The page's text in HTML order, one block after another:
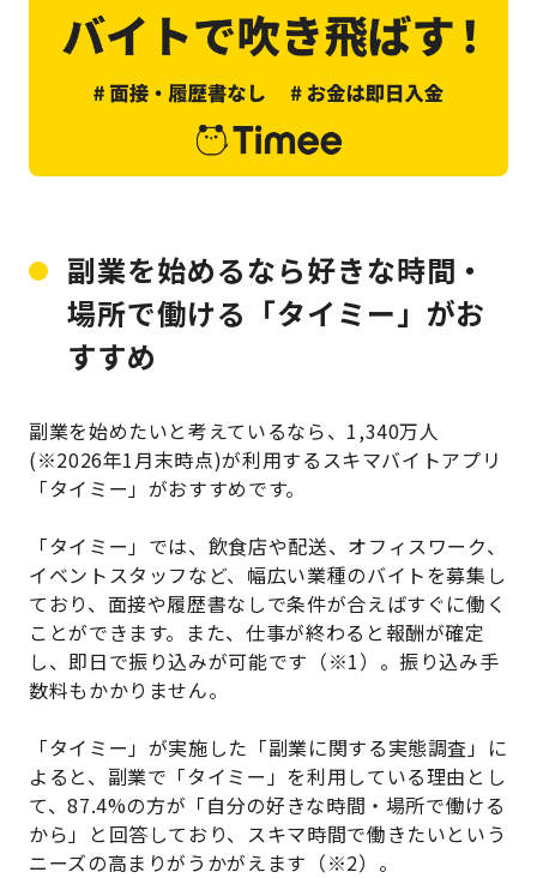
副業を始めるなら好きな時間・
場所で働ける「タイミー」がお
すすめ
副業を始めたいと考えているなら、1,340万人
(※2026年1月末時点)が利用するスキマバイトアプリ
「タイミー」がおすすめです。
「タイミー」では、飲食店や配送、オフィスワーク、
イベントスタッフなど、幅広い業種のバイトを募集し
ており、面接や履歴書なしで条件が合えばすぐに働く
ことができます。また、仕事が終わると報酬が確定
し、即日で振り込みが可能です（※1）。振り込み手
数料もかかりません。
「タイミー」が実施した「副業に関する実態調査」に
よると、副業で「タイミー」を利用している理由とし
て、87.4%の方が「自分の好きな時間・場所で働ける
から」と回答しており、スキマ時間で働きたいという
ニーズの高まりがうかがえます（※2）。